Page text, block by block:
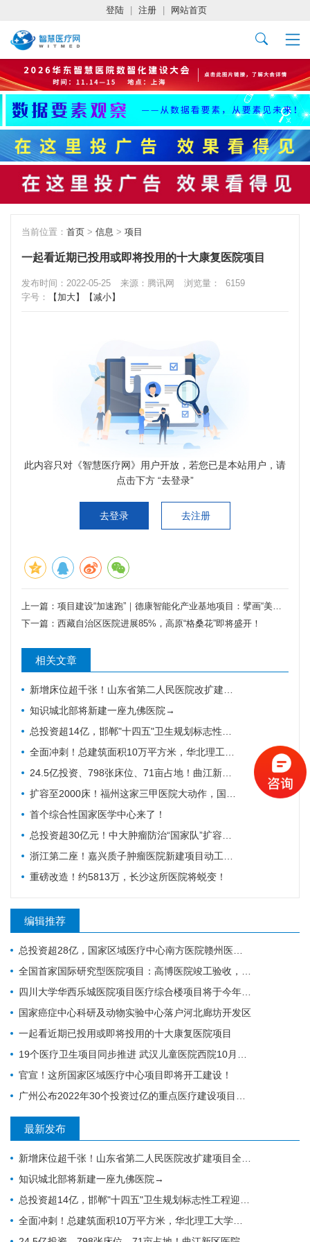
登陆 注册 网站首页
当前位置： 首页 > 信息 > 项目
一起看近期已投用或即将投用的十大康复医院项目
发布时间：2022-05-25 来源：腾讯网 浏览量：
6159
字号：
【加大】 【减小】
此内容只对《智慧医疗网》用户开放，若您已是本站用户，请
点击下方 “去登录”
去登录 去注册
上一篇： 项目建设“加速跑”｜德康智能化产业基地项目：擘画“美好医疗”新蓝图
下一篇： 西藏自治区医院进展85%，高原“格桑花”即将盛开！
相关文章
新增床位超千张！山东省第二人民医院改扩建项目全力推进，地上主体施工倒计时
知识城北部将新建一座九佛医院→
总投资超14亿，邯郸"十四五"卫生规划标志性工程迎施工方落地
全面冲刺！总建筑面积10万平方米，华北理工大学附属医院花海院区一期工程加速成型
24.5亿投资、798张床位、71亩占地！曲江新区医院的"最后一公里"冲刺
扩容至2000床！福州这家三甲医院大动作，国家级防治基地预计2028年建成
首个综合性国家医学中心来了！
总投资超30亿元！中大肿瘤防治“国家队”扩容，绘就健康天河新蓝图
浙江第二座！嘉兴质子肿瘤医院新建项目动工，10亿投资守护健康嘉兴
重磅改造！约5813万，长沙这所医院将蜕变！
编辑推荐
总投资超28亿，国家区域医疗中心南方医院赣州医院开工建设
全国首家国际研究型医院项目：高博医院竣工验收，明年投入运营
四川大学华西乐城医院项目医疗综合楼项目将于今年竣工
国家癌症中心科研及动物实验中心落户河北廊坊开发区
一起看近期已投用或即将投用的十大康复医院项目
19个医疗卫生项目同步推进 武汉儿童医院西院10月交付 武汉经开区投资70亿元建设“健康车谷”
官宣！这所国家区域医疗中心项目即将开工建设！
广州公布2022年30个投资过亿的重点医疗建设项目，全力打造医疗卫生高地｜广州篇
最新发布
新增床位超千张！山东省第二人民医院改扩建项目全力推进，地上主体施工倒计时
知识城北部将新建一座九佛医院→
总投资超14亿，邯郸"十四五"卫生规划标志性工程迎施工方落地
全面冲刺！总建筑面积10万平方米，华北理工大学附属医院花海院区一期工程加速成型